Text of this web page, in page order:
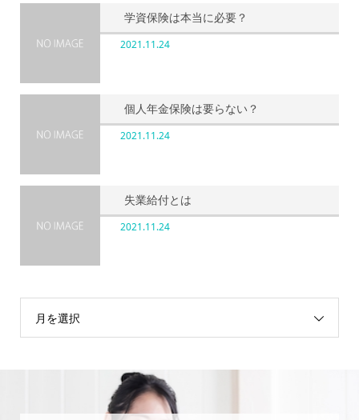
学資保険は本当に必要？
2021.11.24
個人年金保険は要らない？
2021.11.24
失業給付とは
2021.11.24
月を選択